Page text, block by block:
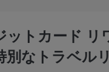
トカード リ
なトラベル